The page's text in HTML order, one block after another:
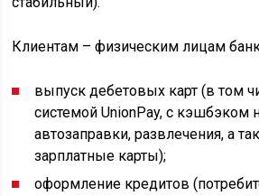
Клиентам – физическим лицам
выпуск дебетовых карт (в том
системой UnionPay, с кэшбэком
автозаправки, развлечения, а
зарплатные карты);
оформление кредитов